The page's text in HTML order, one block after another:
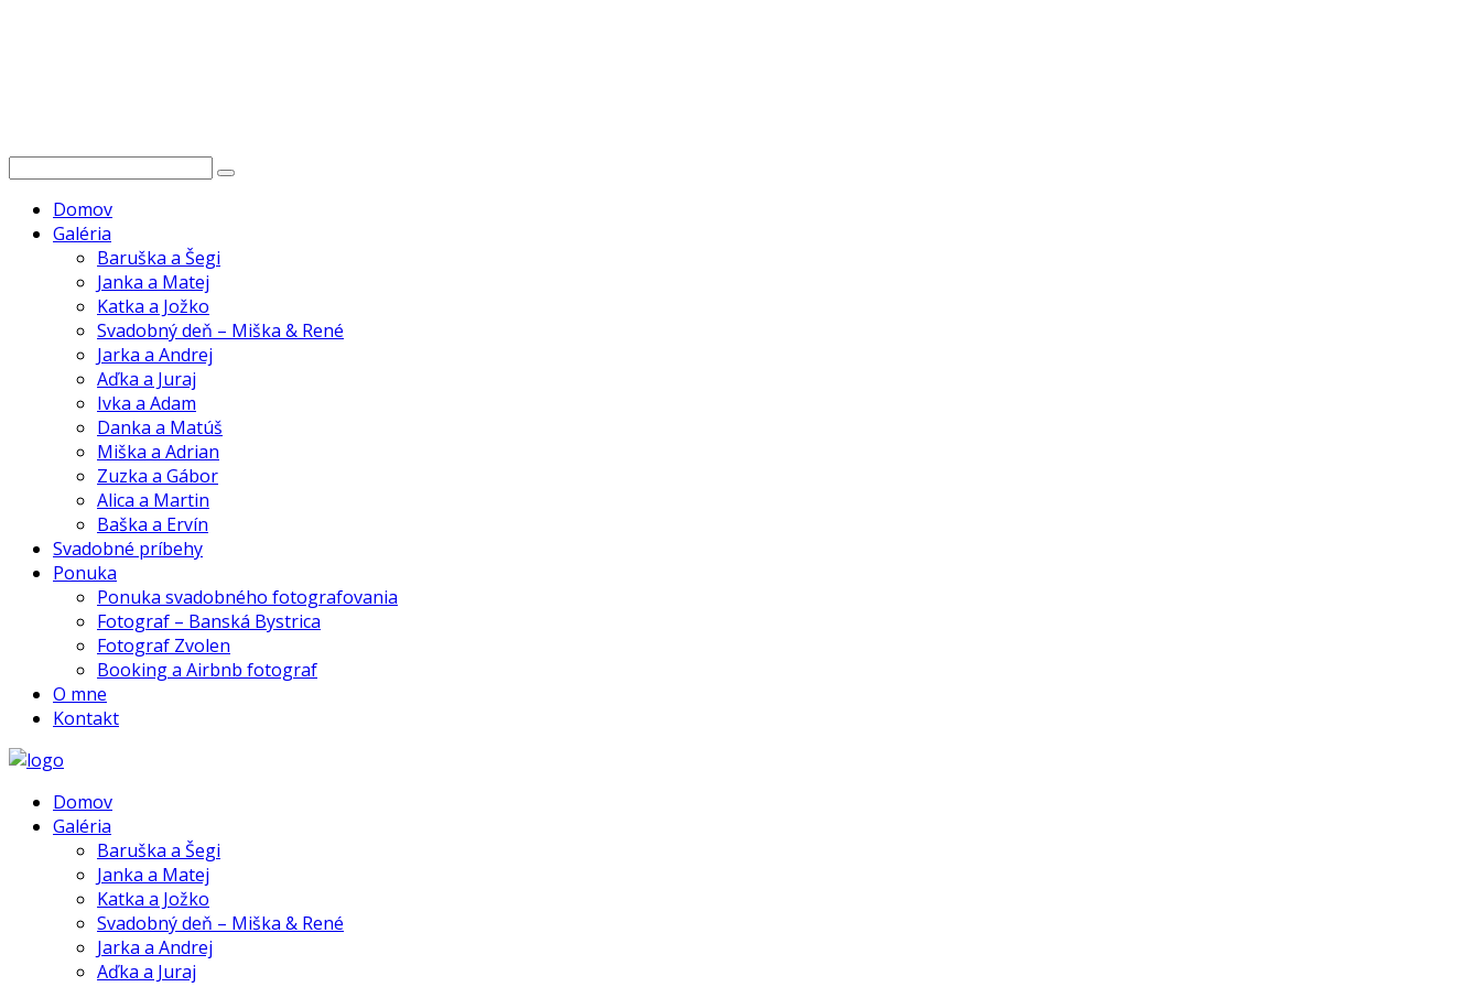
Domov
Galéria
Baruška a Šegi
Janka a Matej
Katka a Jožko
Svadobný deň – Miška & René
Jarka a Andrej
Aďka a Juraj
Ivka a Adam
Danka a Matúš
Miška a Adrian
Zuzka a Gábor
Alica a Martin
Baška a Ervín
Svadobné príbehy
Ponuka
Ponuka svadobného fotografovania
Fotograf – Banská Bystrica
Fotograf Zvolen
Booking a Airbnb fotograf
O mne
Kontakt
Domov
Galéria
Baruška a Šegi
Janka a Matej
Katka a Jožko
Svadobný deň – Miška & René
Jarka a Andrej
Aďka a Juraj